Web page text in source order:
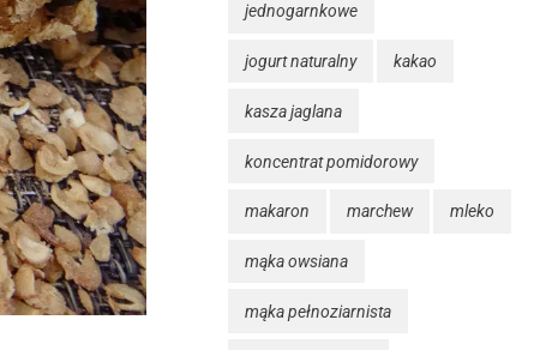
jednogarnkowe
jogurt naturalny kakao
kasza jaglana
koncentrat pomidorowy
makaron marchew mleko
mąka owsiana
mąka pełnoziarnista